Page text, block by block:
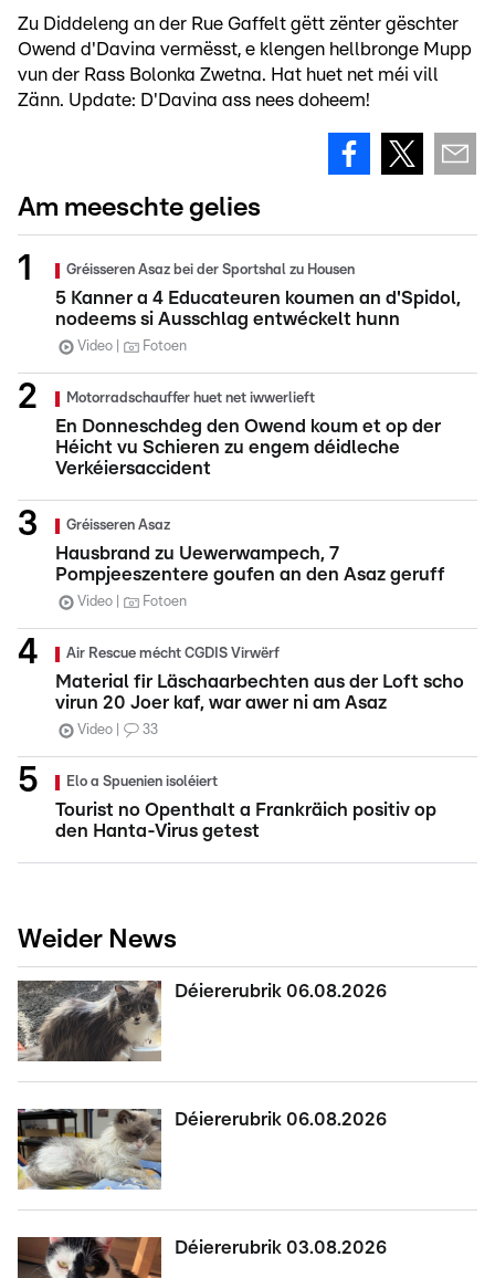
Zu Diddeleng an der Rue Gaffelt gëtt zënter gëschter
Owend d'Davina vermësst, e klengen hellbronge Mupp
vun der Rass Bolonka Zwetna. Hat huet net méi vill
Zänn. Update: D'Davina ass nees doheem!
Am meeschte gelies
Gréisseren Asaz bei der Sportshal zu Housen
5 Kanner a 4 Educateuren koumen an d'Spidol,
nodeems si Ausschlag entwéckelt hunn
Video Fotoen
Motorradschauffer huet net iwwerlieft
En Donneschdeg den Owend koum et op der
Héicht vu Schieren zu engem déidleche
Verkéiersaccident
Gréisseren Asaz
Hausbrand zu Uewerwampech, 7
Pompjeeszentere goufen an den Asaz geruff
Video Fotoen
Air Rescue mécht CGDIS Virwërf
Material fir Läschaarbechten aus der Loft scho
virun 20 Joer kaf, war awer ni am Asaz
Video 33
Elo a Spuenien isoléiert
Tourist no Openthalt a Frankräich positiv op
den Hanta-Virus getest
Weider News
Déiererubrik 06.08.2026
Déiererubrik 06.08.2026
Déiererubrik 03.08.2026